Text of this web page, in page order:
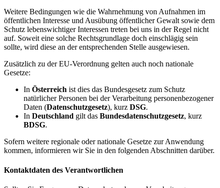
Weitere Bedingungen wie die Wahrnehmung von Aufnahmen im
öffentlichen Interesse und Ausübung öffentlicher Gewalt sowie dem
Schutz lebenswichtiger Interessen treten bei uns in der Regel nicht
auf. Soweit eine solche Rechtsgrundlage doch einschlägig sein
sollte, wird diese an der entsprechenden Stelle ausgewiesen.
Zusätzlich zu der EU-Verordnung gelten auch noch nationale
Gesetze:
In Österreich ist dies das Bundesgesetz zum Schutz
natürlicher Personen bei der Verarbeitung personenbezogener
Daten (Datenschutzgesetz), kurz DSG.
In Deutschland gilt das Bundesdatenschutzgesetz, kurz
BDSG.
Sofern weitere regionale oder nationale Gesetze zur Anwendung
kommen, informieren wir Sie in den folgenden Abschnitten darüber.
Kontaktdaten des Verantwortlichen